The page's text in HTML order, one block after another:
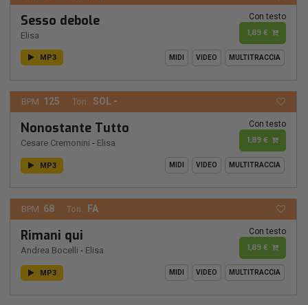
Sesso debole
Elisa
Con testo
1,89 €
MP3 MIDI VIDEO MULTITRACCIA
BPM: 125 Ton.: SOL -
Nonostante Tutto
Cesare Cremonini - Elisa
Con testo
1,89 €
MP3 MIDI VIDEO MULTITRACCIA
BPM: 68 Ton.: FA
Rimani qui
Andrea Bocelli - Elisa
Con testo
1,89 €
MP3 MIDI VIDEO MULTITRACCIA